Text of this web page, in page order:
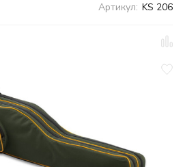
Артикул: KS 206